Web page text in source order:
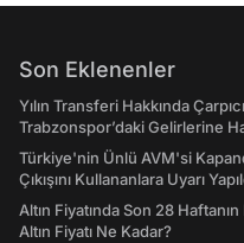
Son Eklenenler
Yılın Transferi Hakkında
Trabzonspor’daki Gelirlerine
Türkiye'nin Ünlü AVM'si
Çıkışını Kullananlara Uyarı
Altın Fiyatında Son 28
Altın Fiyatı Ne Kadar?